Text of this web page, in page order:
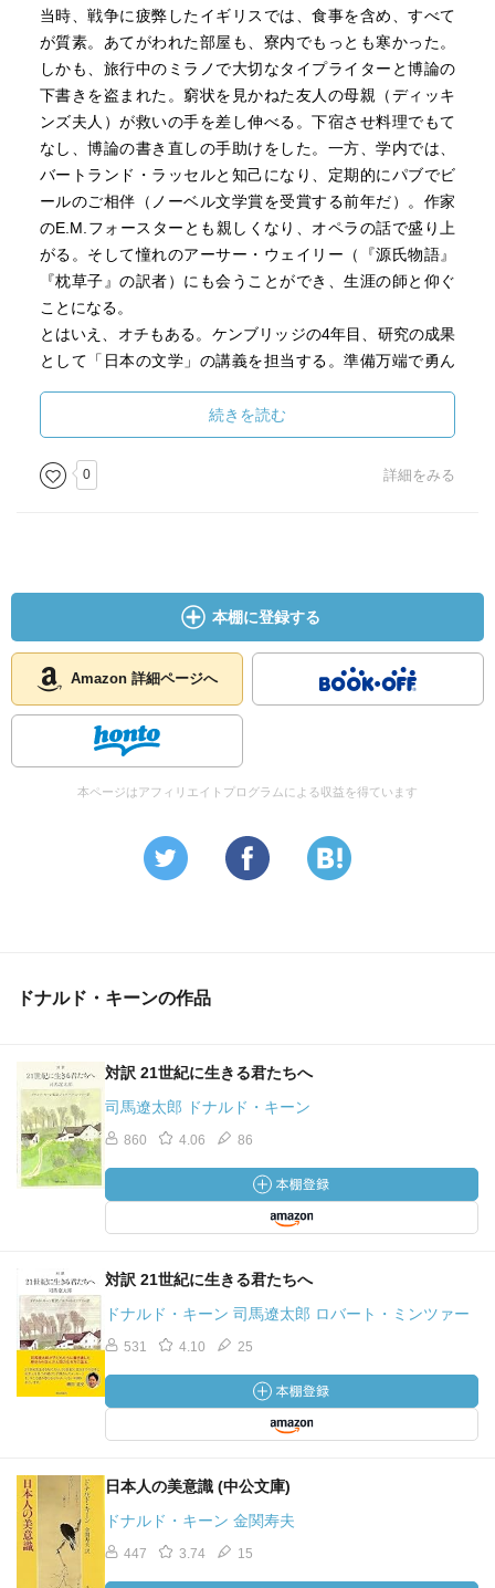
当時、戦争に疲弊したイギリスでは、食事を含め、すべて
が質素。あてがわれた部屋も、寮内でもっとも寒かった。
しかも、旅行中のミラノで大切なタイプライターと博論の
下書きを盗まれた。窮状を見かねた友人の母親（ディッキ
ンズ夫人）が救いの手を差し伸べる。下宿させ料理でもて
なし、博論の書き直しの手助けをした。一方、学内では、
バートランド・ラッセルと知己になり、定期的にパブでビ
ールのご相伴（ノーベル文学賞を受賞する前年だ）。作家
のE.M.フォースターとも親しくなり、オペラの話で盛り上
がる。そして憧れのアーサー・ウェイリー（『源氏物語』
『枕草子』の訳者）にも会うことができ、生涯の師と仰ぐ
ことになる。
とはいえ、オチもある。ケンブリッジの4年目、研究の成果
として「日本の文学」の講義を担当する。準備万端で勇ん
続きを読む
0 詳細をみる
本棚に登録する
Amazon 詳細ページへ
本ページはアフィリエイトプログラムによる収益を得ています
ドナルド・キーンの作品
対訳 21世紀に生きる君たちへ
司馬遼太郎 ドナルド・キーン
860 4.06 86
対訳 21世紀に生きる君たちへ
ドナルド・キーン 司馬遼太郎 ロバート・ミンツァー
531 4.10 25
日本人の美意識 (中公文庫)
ドナルド・キーン 金関寿夫
447 3.74 15